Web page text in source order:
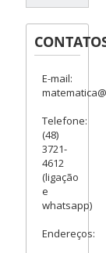
E-mail:
Telefone:
(48)
3721-
4612
(ligação
e
whatsapp)
Endereços: